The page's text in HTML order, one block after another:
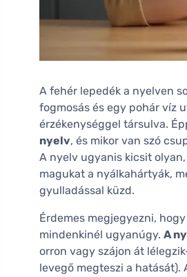
A fehér lepedék a nyelven
fogmosás és egy pohár víz
érzékenységgel társulva.
nyelv, és mikor van szó
A nyelv ugyanis kicsit
magukat a nyálkahártyák,
gyulladással küzd.
Érdemes megjegyezni,
mindenkinél ugyanúgy. A
orron vagy szájon át
levegő megteszi a